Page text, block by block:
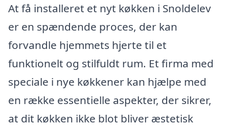
At få installeret et nyt køkken i Snoldelev
er en spændende proces, der kan
forvandle hjemmets hjerte til et
funktionelt og stilfuldt rum. Et firma med
speciale i nye køkkener kan hjælpe med
en række essentielle aspekter, der sikrer,
at dit køkken ikke blot bliver æstetisk